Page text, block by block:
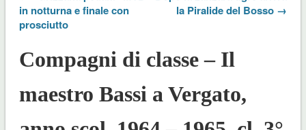
in notturna e finale con
prosciutto
la Piralide del Bosso →
Compagni di classe – Il
maestro Bassi a Vergato,